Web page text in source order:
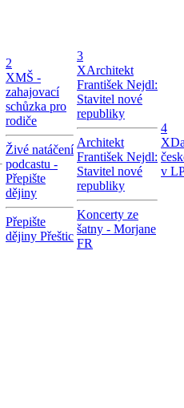
2
XMŠ -
zahajovací
schůzka pro
rodiče
Živé natáčení
podcastu -
Přepište
dějiny
Přepište
dějiny Přeštic
3
XArchitekt
František Nejdl:
Stavitel nové
republiky
Architekt
František Nejdl:
Stavitel nové
republiky
Koncerty ze
šatny - Morjane
FR
4
X
v